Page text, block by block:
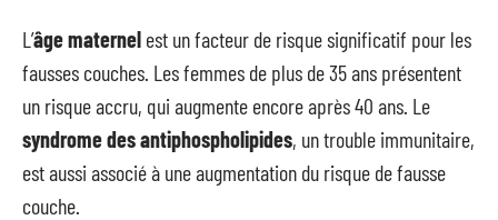
L’âge maternel est un facteur de risque significatif pour les
fausses couches. Les femmes de plus de 35 ans présentent
un risque accru, qui augmente encore après 40 ans. Le
syndrome des antiphospholipides, un trouble immunitaire,
est aussi associé à une augmentation du risque de fausse
couche.